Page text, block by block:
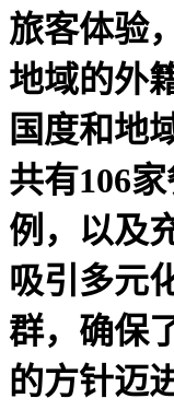
旅客体验
地域的外
国度和地
共有106
例，以及
吸引多元
群，确保
的方针迈